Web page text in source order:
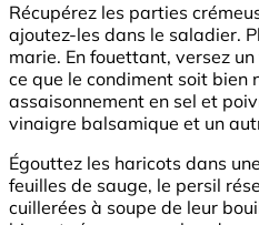
Récupérez les parties
ajoutez-les dans le saladier.
marie. En fouettant, versez
ce que le condiment soit bien
assaisonnement en sel et
vinaigre balsamique et un
Égouttez les haricots dans
feuilles de sauge, le persil
cuillerées à soupe de leur